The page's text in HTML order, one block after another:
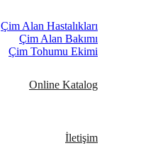
Çim Alan Hastalıkları
Çim Alan Bakımı
Çim Tohumu Ekimi
Online Katalog
İletişim